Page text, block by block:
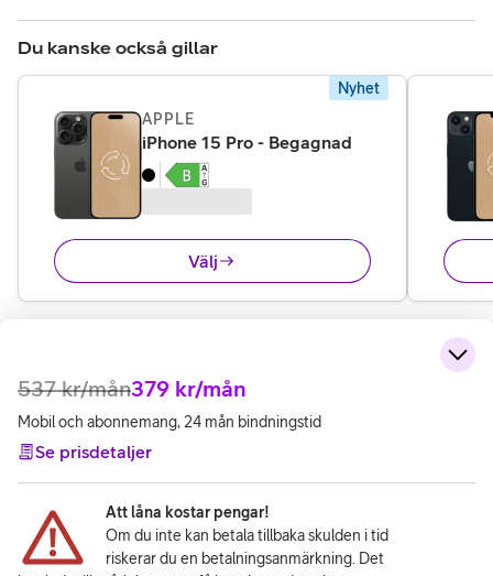
Du kanske också gillar
Nyhet
APPLE
iPhone 15 Pro - Begagnad
Välj
537 kr/mån379 kr/mån
Mobil och abonnemang, 24 mån bindningstid
Se prisdetaljer
Att låna kostar pengar!
Om du inte kan betala tillbaka skulden i tid
riskerar du en betalningsanmärkning. Det